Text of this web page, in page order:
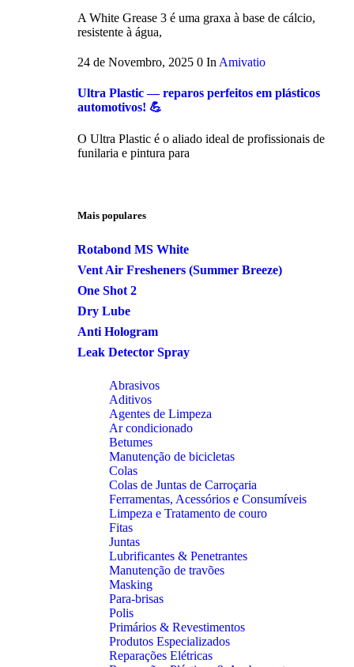
A White Grease 3 é uma graxa à base de cálcio,
resistente à água,
24 de Novembro, 2025 0 In Amivatio
Ultra Plastic — reparos perfeitos em plásticos
automotivos! 💪
O Ultra Plastic é o aliado ideal de profissionais de
funilaria e pintura para
Mais populares
Rotabond MS White
Vent Air Fresheners (Summer Breeze)
One Shot 2
Dry Lube
Anti Hologram
Leak Detector Spray
Abrasivos
Aditivos
Agentes de Limpeza
Ar condicionado
Betumes
Manutenção de bicicletas
Colas
Colas de Juntas de Carroçaria
Ferramentas, Acessórios e Consumíveis
Limpeza e Tratamento de couro
Fitas
Juntas
Lubrificantes & Penetrantes
Manutenção de travões
Masking
Para-brisas
Polis
Primários & Revestimentos
Produtos Especializados
Reparações Elétricas